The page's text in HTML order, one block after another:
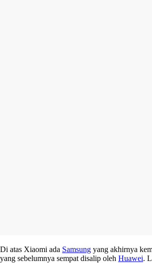
Di atas Xiaomi ada Samsung yang akhirnya
yang sebelumnya sempat disalip oleh Huawei.